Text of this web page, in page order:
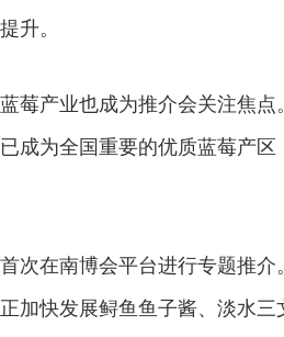
升。
莓产业也成为推介会关注焦
成为全国重要的优质蓝莓产
次在南博会平台进行专题推
加快发展鲟鱼鱼子酱、淡水